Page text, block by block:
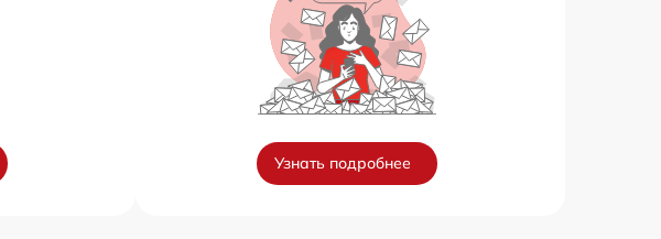
Узнать подробнее